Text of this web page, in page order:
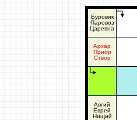
Буровик
Паровоз
Царевна
Архар
Приор
Створ
Авгий
Еврей
Нищий